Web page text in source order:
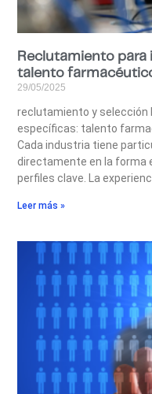
Reclutamiento para
talento
29/05/2025
reclutamiento y
específicas: talento
Cada industria tiene
directamente en la forma
perfiles clave. La
Leer más »